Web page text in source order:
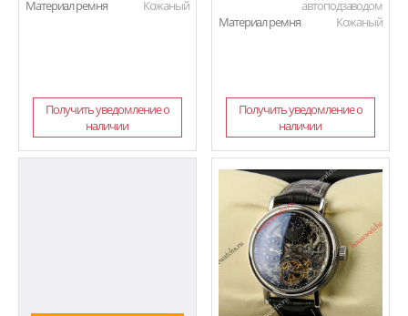
Материал ремня
Кожаный
Получить уведомление о
наличии
автоподзаводом
Материал ремня
Кожаный
Получить уведомление о
наличии